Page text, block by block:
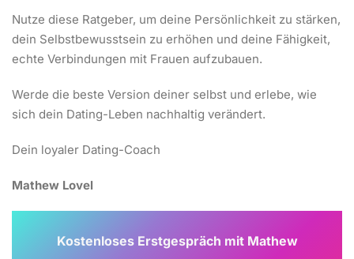
Nutze diese Ratgeber, um deine Persönlichkeit zu stärken,
dein Selbstbewusstsein zu erhöhen und deine Fähigkeit,
echte Verbindungen mit Frauen aufzubauen.
Werde die beste Version deiner selbst und erlebe, wie
sich dein Dating-Leben nachhaltig verändert.
Dein loyaler Dating-Coach
Mathew Lovel
Kostenloses Erstgespräch mit Mathew